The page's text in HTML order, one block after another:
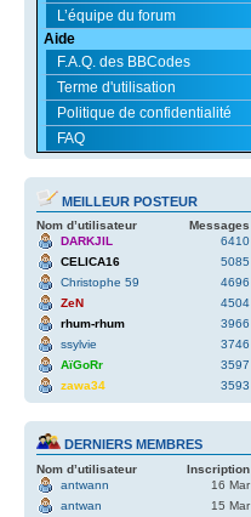
L’équipe du forum
Aide
F.A.Q. des BBCodes
Terme d'utilisation
Politique de confidentialité
FAQ
MEILLEUR POSTEUR
Nom d’utilisateur
Messages
DARKJIL
6410
CELICA16
5085
Christophe 59
4696
ZeN
4504
rhum-rhum
3966
ssylvie
3746
AïGoRr
3597
zawa34
3593
DERNIERS MEMBRES
Nom d’utilisateur
Inscription
antwann
16 Mar
antwan
15 Mar